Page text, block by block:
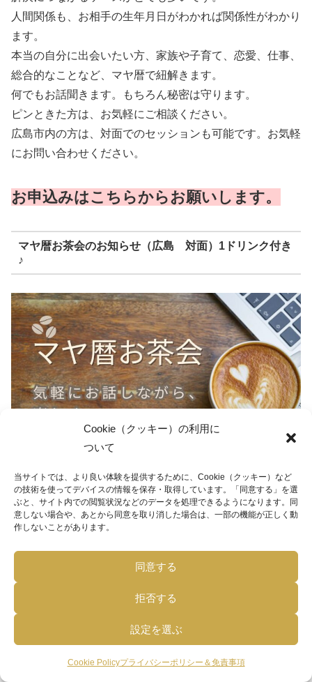
Cookie（クッキー）の利用に
ついて
当サイトでは、より良い体験を提供するために、Cookie（クッキー）など
の技術を使ってデバイスの情報を保存・取得しています。「同意する」を選
ぶと、サイト内での閲覧状況などのデータを処理できるようになります。同
意しない場合や、あとから同意を取り消した場合は、一部の機能が正しく動
作しないことがあります。
同意する
拒否する
設定を選ぶ
Cookie Policyプライバシーポリシー＆免責事項
人間関係も、お相手の生年月日がわかれば関係性がわかり
ます。
本当の自分に出会いたい方、家族や子育て、恋愛、仕事、
総合的なことなど、マヤ暦で紐解きます。
何でもお話聞きます。もちろん秘密は守ります。
ピンときた方は、お気軽にご相談ください。
広島市内の方は、対面でのセッションも可能です。お気軽
にお問い合わせください。
お申込みはこちらからお願いします。
マヤ暦お茶会のお知らせ（広島 対面）1ドリンク付き
♪
マヤ暦を知らなくても大丈夫！楽しい会話を通じて、たく
さんの学びや新しい発見を一緒に体験しましょう。ぜひ参
加してみませんか？
1ドリンク付き 2,600円
1,560円（割引価格）